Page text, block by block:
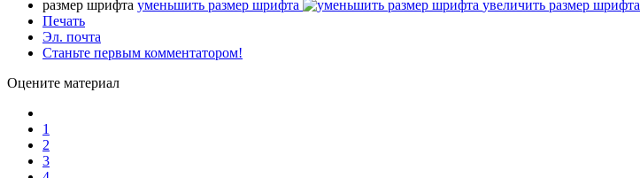
размер шрифта уменьшить размер шрифта
увеличить размер шрифта
Печать
Эл. почта
Станьте первым комментатором!
Оцените материал
1
2
3